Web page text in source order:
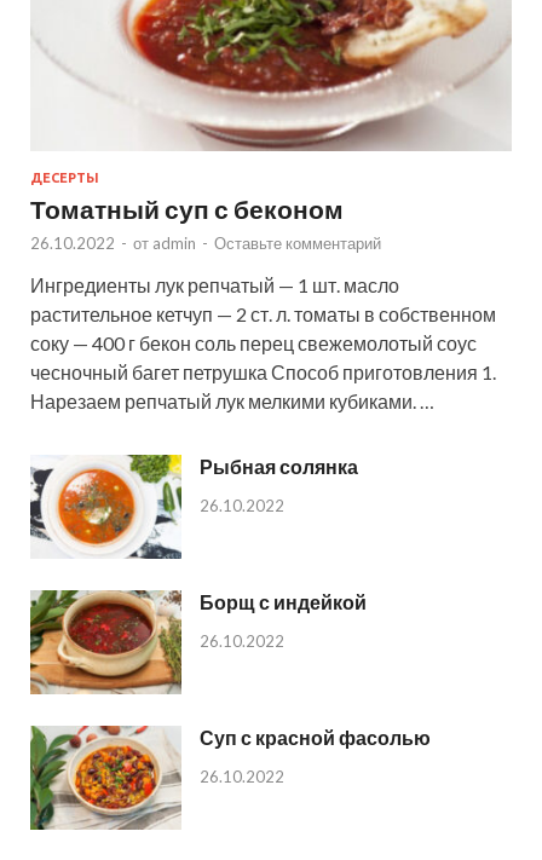
ДЕСЕРТЫ
Томатный суп с беконом
26.10.2022 - от admin - Оставьте комментарий
Ингредиенты лук репчатый — 1 шт. масло
растительное кетчуп — 2 ст. л. томаты в собственном
соку — 400 г бекон соль перец свежемолотый соус
чесночный багет петрушка Способ приготовления 1.
Нарезаем репчатый лук мелкими кубиками. …
Рыбная солянка
26.10.2022
Борщ с индейкой
26.10.2022
Суп с красной фасолью
26.10.2022